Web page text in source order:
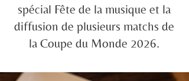
spécial Fête de la musique et la
diffusion de plusieurs matchs de
la Coupe du Monde 2026.